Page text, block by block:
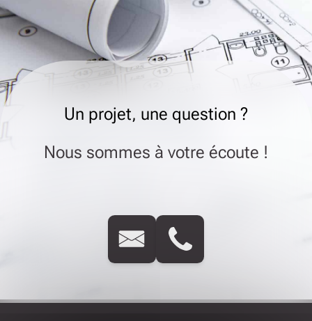
Un projet, une question ?
Nous sommes à votre écoute !